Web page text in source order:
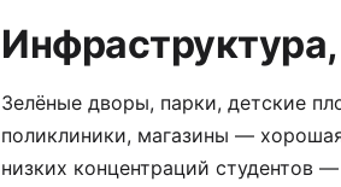
Зелёные дворы, парки, детские
поликлиники, магазины —
низких концентраций студентов